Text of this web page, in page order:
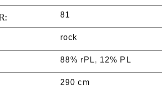
81
rock
88% rPL, 12% PL
290 cm